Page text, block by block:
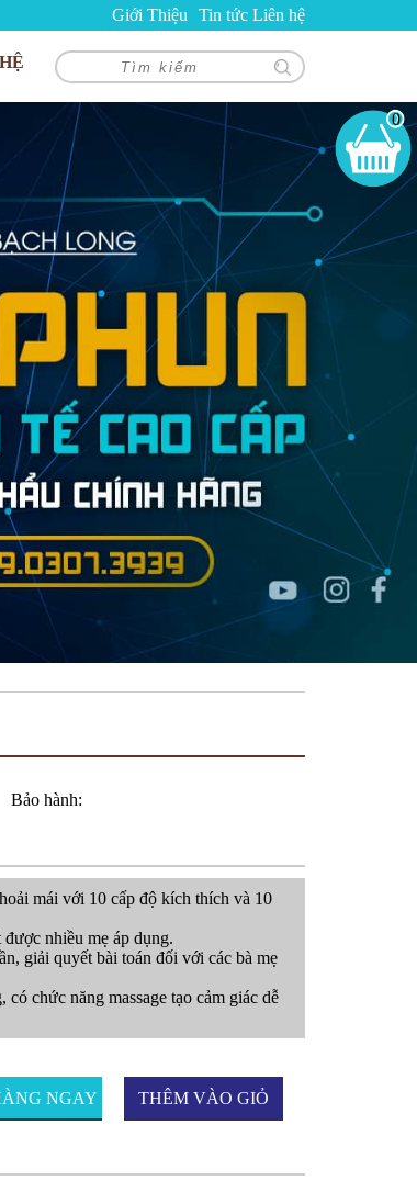
Giới Thiệu Tin tức Liên hệ
0
Bảo hành:
mái với 10 cấp độ kích thích và 10
nhiều mẹ áp dụng.
giải quyết bài toán đối với các bà mẹ
chức năng massage tạo cảm giác dễ
NGAY THÊM VÀO GIỎ